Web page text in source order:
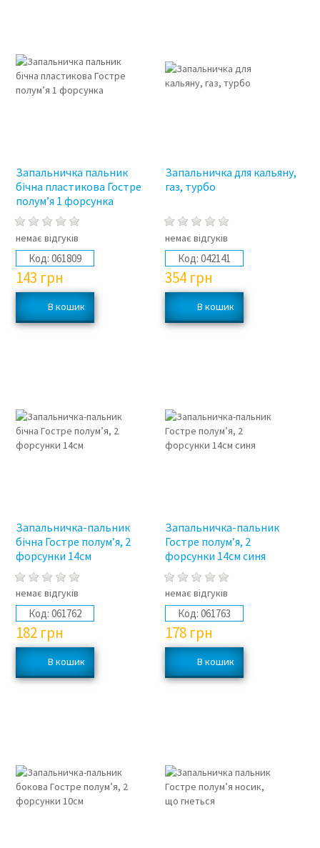
Запальничка пальник
бічна пластикова Гостре
полум’я 1 форсунка
немає відгуків
Код: 061809
143 грн
Запальничка для кальяну,
газ, турбо
немає відгуків
Код: 042141
354 грн
Запальничка-пальник
бічна Гостре полум’я, 2
форсунки 14см
немає відгуків
Код: 061762
182 грн
Запальничка-пальник
Гостре полум’я, 2
форсунки 14см синя
немає відгуків
Код: 061763
178 грн